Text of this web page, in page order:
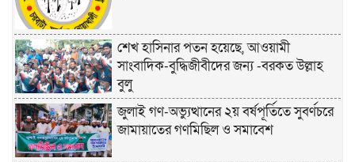
শেখ হাসিনার পতন হয়েছে, আওয়ামী
সাংবাদিক-বুদ্ধিজীবীদের জন্য -বরকত উল্লাহ
বুলু
জুলাই গণ-অভ্যুত্থানের ২য় বর্ষপূর্তিতে সুবর্ণচরে
জামায়াতের গণমিছিল ও সমাবেশ